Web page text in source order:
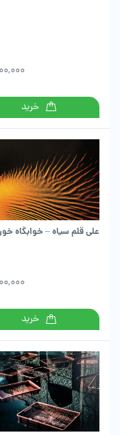
خرید
علی قلم سیاه – خوابگاه
خرید